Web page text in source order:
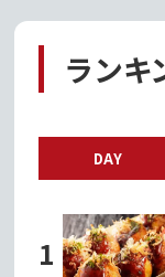
ランキ
DAY